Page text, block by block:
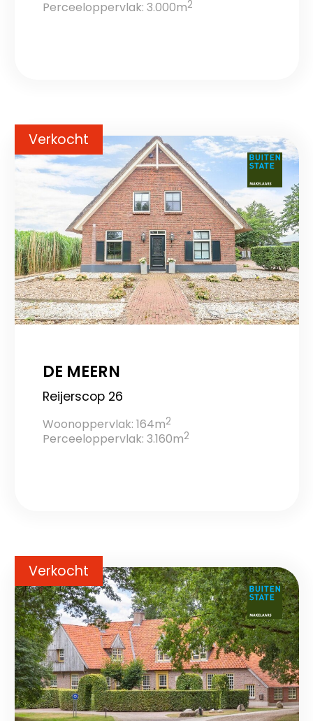
Perceeloppervlak: 3.000m2
Verkocht
DE MEERN
Reijerscop 26
Woonoppervlak: 164m2
Perceeloppervlak: 3.160m2
Verkocht